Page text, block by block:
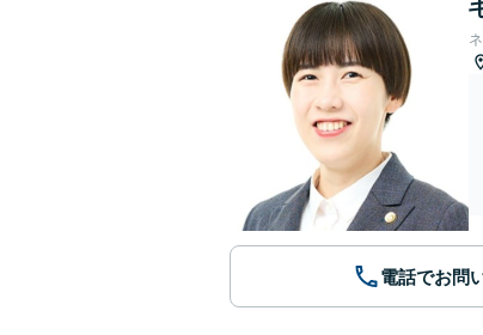
電話でお問